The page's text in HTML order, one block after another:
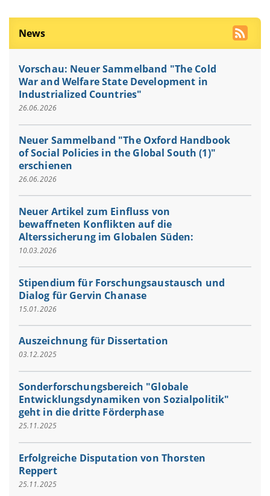
News
Vorschau: Neuer Sammelband "The Cold
War and Welfare State Development in
Industrialized Countries"
26.06.2026
Neuer Sammelband "The Oxford Handbook
of Social Policies in the Global South (1)"
erschienen
26.06.2026
Neuer Artikel zum Einfluss von
bewaffneten Konflikten auf die
Alterssicherung im Globalen Süden:
10.03.2026
Stipendium für Forschungsaustausch und
Dialog für Gervin Chanase
15.01.2026
Auszeichnung für Dissertation
03.12.2025
Sonderforschungsbereich "Globale
Entwicklungsdynamiken von Sozialpolitik"
geht in die dritte Förderphase
25.11.2025
Erfolgreiche Disputation von Thorsten
Reppert
25.11.2025